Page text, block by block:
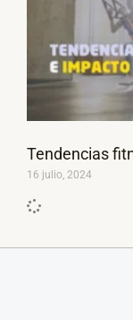
Tendencias
16 julio, 2024